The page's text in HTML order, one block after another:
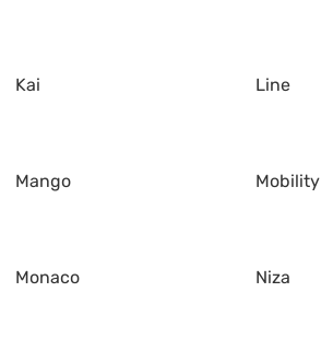
Kai Line
Mango Mobility
Monaco Niza